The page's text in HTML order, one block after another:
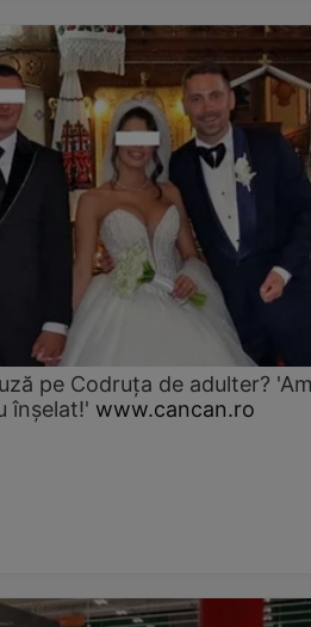
pe Codruța de adulter?
înșelat!' www.cancan.ro